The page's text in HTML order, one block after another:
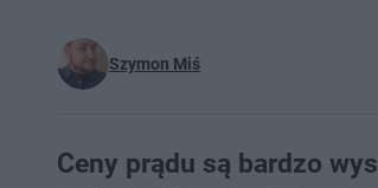
Szymon Miś
Ceny prądu są bardzo